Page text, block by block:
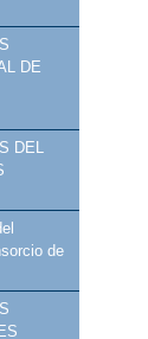
DE
DEL
de